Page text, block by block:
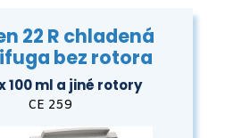
22 R chladená
bez rotora
100 ml a jiné rotory
CE 259